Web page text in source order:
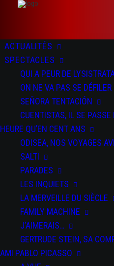
ACTUALITÉS
SPECTACLES
QUI A PEUR DE
ON NE VA PAS SE DÉFILER
SEÑORA TENTACIÓN
CUENTISTAS, IL SE
HEURE QU’EN CENT ANS
ODISEA, NOS VOYAGES
SALTI
PARADES
LES INQUIETS
LA MERVEILLE DU SIÈCLE
FAMILY MACHINE
J’AIMERAIS…
GERTRUDE STEIN, SA
AMI PABLO PICASSO
La